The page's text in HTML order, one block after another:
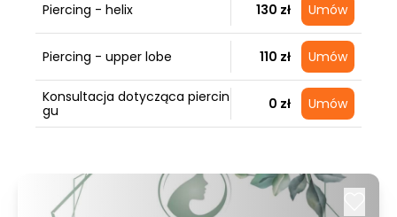
Piercing - helix 130 zł Umów
Piercing - upper lobe 110 zł Umów
Konsultacja dotycząca piercin
gu
0 zł Umów